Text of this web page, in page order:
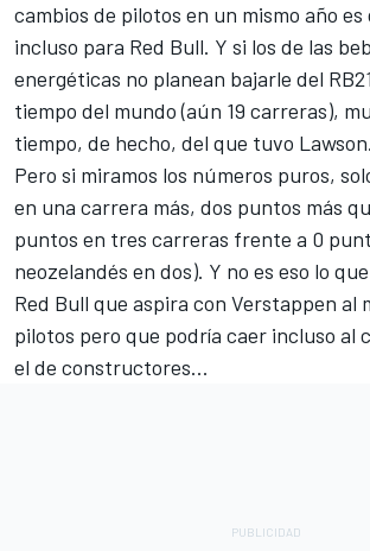
cambios de pilotos en un mismo año es
incluso para Red Bull. Y si los de las
energéticas no planean bajarle del
tiempo del mundo (aún 19 carreras),
tiempo, de hecho, del que tuvo Lawson.
Pero si miramos los números puros,
en una carrera más, dos puntos más
puntos en tres carreras frente a 0
neozelandés en dos). Y no es eso lo
Red Bull que aspira con Verstappen al
pilotos pero que podría caer incluso al
el de constructores...